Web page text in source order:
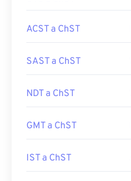
ACST a ChST
SAST a ChST
NDT a ChST
GMT a ChST
IST a ChST